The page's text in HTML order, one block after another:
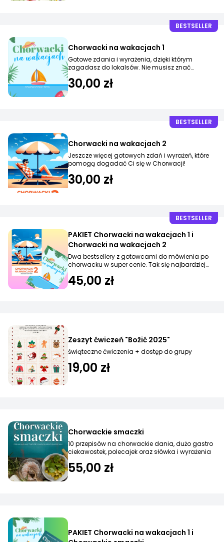
BESTSELLER
Chorwacki na wakacjach 1
Gotowe zdania i wyrażenia, dzięki którym
zagadasz do lokalsów. Nie musisz znać
30,00 zł
BESTSELLER
Chorwacki na wakacjach 2
Jeszcze więcej gotowych zdań i wyrażeń, które
pomogą dogadać Ci się w Chorwacji!
30,00 zł
BESTSELLER
PAKIET Chorwacki na wakacjach 1 i
Chorwacki na wakacjach 2
Dwa bestsellery z gotowcami do mówienia po
chorwacku w super cenie. Tak się najbardziej
45,00 zł
Zeszyt ćwiczeń "Božić 2025"
świąteczne ćwiczenia + dostęp do grupy
19,00 zł
Chorwackie smaczki
10 przepisów na chorwackie dania, dużo gastro
ciekawostek, polecajek oraz słówka i wyrażenia
55,00 zł
PAKIET Chorwacki na wakacjach 1 i